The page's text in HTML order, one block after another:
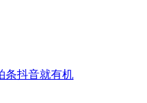
条抖音就有机